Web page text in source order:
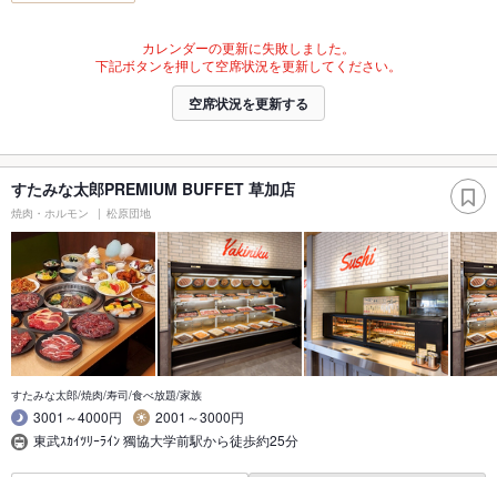
カレンダーの更新に失敗しました。
下記ボタンを押して空席状況を更新してください。
空席状況を更新する
すたみな太郎PREMIUM BUFFET 草加店
焼肉・ホルモン 松原団地
すたみな太郎/焼肉/寿司/食べ放題/家族
3001～4000円
2001～3000円
東武ｽｶｲﾂﾘｰﾗｲﾝ 獨協大学前駅から徒歩約25分